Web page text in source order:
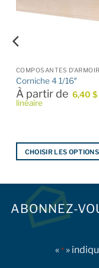
Corniche 4 1/16″
À partir de 6,40 $
linéaire
CHOISIR LES OPTIONS
plusieurs
variations.
ABONNEZ-
«* »